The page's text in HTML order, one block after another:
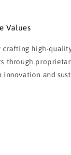
Values
crafting high-
through
and